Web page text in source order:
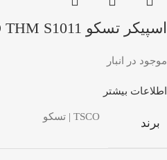
اسپیکر تسکو SPEAKER TSCO THM S1011
موجود در انبار
اطلاعات بیشتر
برند TSCO | تسکو